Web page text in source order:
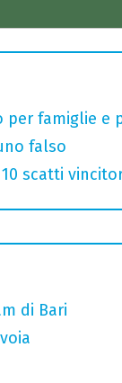
famiglie
falso
scatti
di Bari